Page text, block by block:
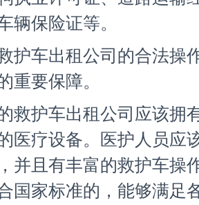
辆保险证等。
护车出租公司的合法操
重要保障。
救护车出租公司应该拥
医疗设备。医护人员应
并且有丰富的救护车操
国家标准的，能够满足